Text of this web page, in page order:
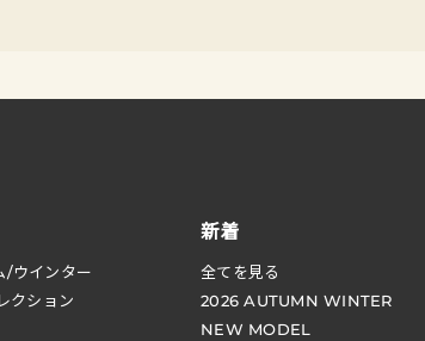
/ウインター
クション
新着
全てを見る
2026 AUTUMN WINTER
NEW MODEL